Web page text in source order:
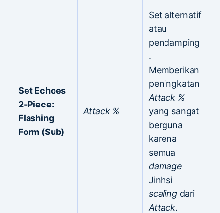
Set Echoes
2-Piece:
Flashing
Form (Sub)
Attack %
Set alternatif
atau
pendamping
.
Memberikan
peningkatan
Attack %
yang sangat
berguna
karena
semua
damage
Jinhsi
scalingdari
Attack.